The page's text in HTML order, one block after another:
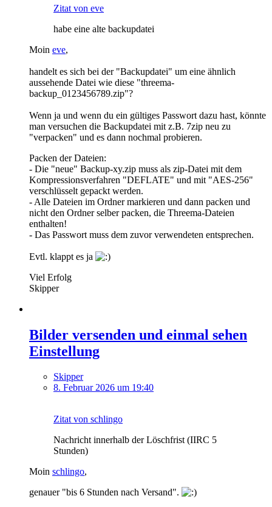
Zitat von eve
habe eine alte backupdatei
Moin eve,
handelt es sich bei der "Backupdatei" um eine ähnlich
aussehende Datei wie diese "threema-
backup_0123456789.zip"?
Wenn ja und wenn du ein gültiges Passwort dazu hast, könnte
man versuchen die Backupdatei mit z.B. 7zip neu zu
"verpacken" und es dann nochmal probieren.
Packen der Dateien:
- Die "neue" Backup-xy.zip muss als zip-Datei mit dem
Kompressionsverfahren "DEFLATE" und mit "AES-256"
verschlüsselt gepackt werden.
- Alle Dateien im Ordner markieren und dann packen und
nicht den Ordner selber packen, die Threema-Dateien
enthalten!
- Das Passwort muss dem zuvor verwendeten entsprechen.
Evtl. klappt es ja
Viel Erfolg
Skipper
Bilder versenden und einmal sehen
Einstellung
Skipper
8. Februar 2026 um 19:40
Zitat von schlingo
Nachricht innerhalb der Löschfrist (IIRC 5
Stunden)
Moin schlingo,
genauer "bis 6 Stunden nach Versand".